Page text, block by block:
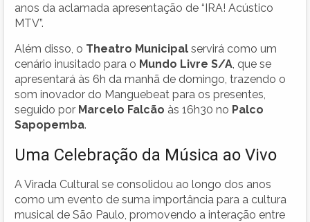
anos da aclamada apresentação de “IRA! Acústico
MTV”.
Além disso, o Theatro Municipal servirá como um
cenário inusitado para o Mundo Livre S/A , que se
apresentará às 6h da manhã de domingo, trazendo o
som inovador do Manguebeat para os presentes,
seguido por Marcelo Falcão às 16h30 no Palco
Sapopemba.
Uma Celebração da Música ao Vivo
A Virada Cultural se consolidou ao longo dos anos
como um evento de suma importância para a cultura
musical de São Paulo, promovendo a interação entre